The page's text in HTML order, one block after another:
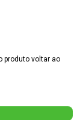
produto voltar ao